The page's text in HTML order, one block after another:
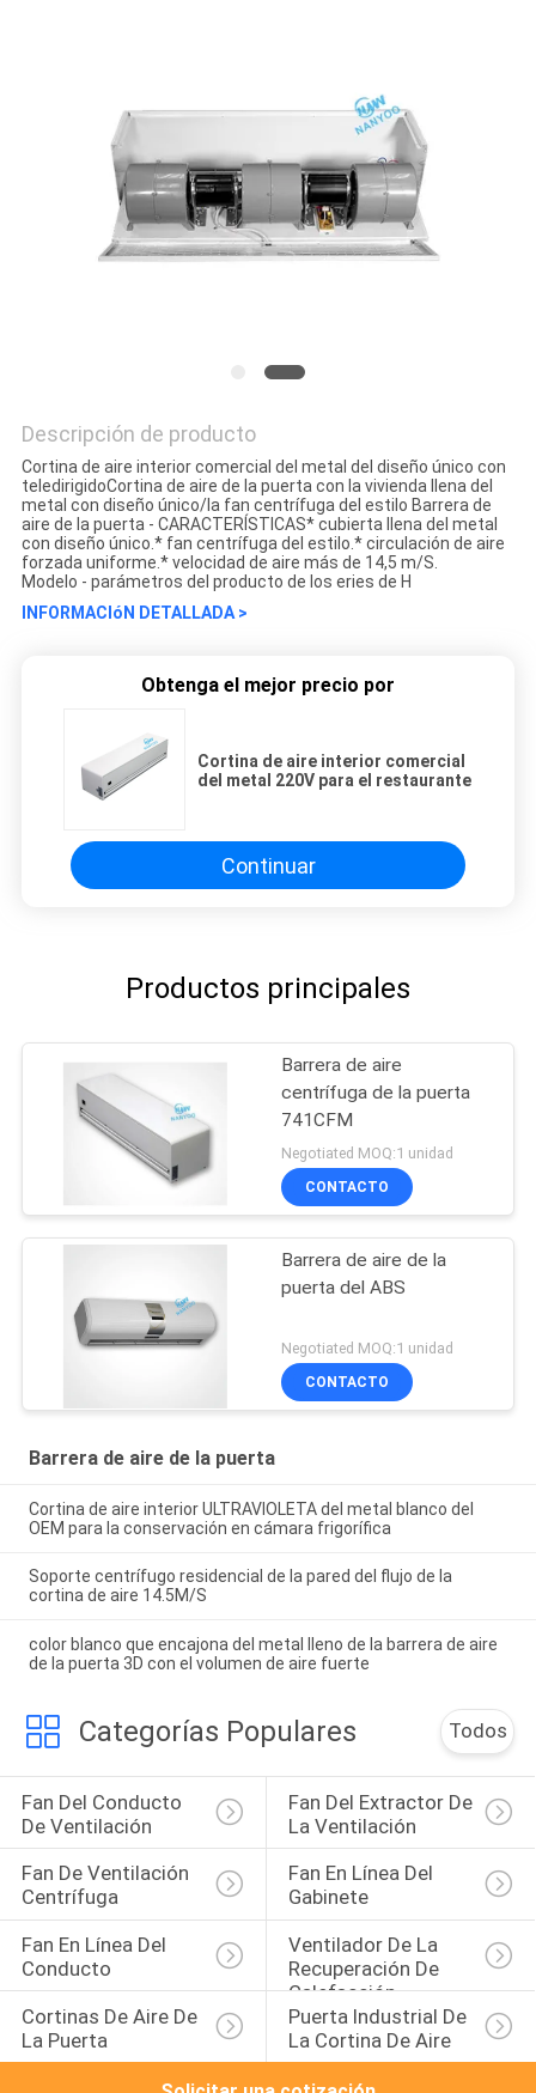
Descripción de producto
Cortina de aire interior comercial del metal del diseño único con
teledirigidoCortina de aire de la puerta con la vivienda llena del
metal con diseño único/la fan centrífuga del estilo Barrera de
aire de la puerta - CARACTERÍSTICAS* cubierta llena del metal
con diseño único.* fan centrífuga del estilo.* circulación de aire
forzada uniforme.* velocidad de aire más de 14,5 m/S.
Modelo - parámetros del producto de los eries de H
INFORMACIóN DETALLADA >
Obtenga el mejor precio por
Cortina de aire interior comercial
del metal 220V para el restaurante
Continuar
Productos principales
Barrera de aire
centrífuga de la puerta
741CFM
Negotiated MOQ:1 unidad
CONTACTO
Barrera de aire de la
puerta del ABS
Negotiated MOQ:1 unidad
CONTACTO
Barrera de aire de la puerta
Cortina de aire interior ULTRAVIOLETA del metal blanco del
OEM para la conservación en cámara frigorífica
Soporte centrífugo residencial de la pared del flujo de la
cortina de aire 14.5M/S
color blanco que encajona del metal lleno de la barrera de aire
de la puerta 3D con el volumen de aire fuerte
Categorías Populares Todos
Fan Del Conducto
De Ventilación
Fan Del Extractor De
La Ventilación
Fan De Ventilación
Centrífuga
Fan En Línea Del
Gabinete
Fan En Línea Del
Conducto
Ventilador De La
Recuperación De
Calefacción
Cortinas De Aire De
La Puerta
Puerta Industrial De
La Cortina De Aire